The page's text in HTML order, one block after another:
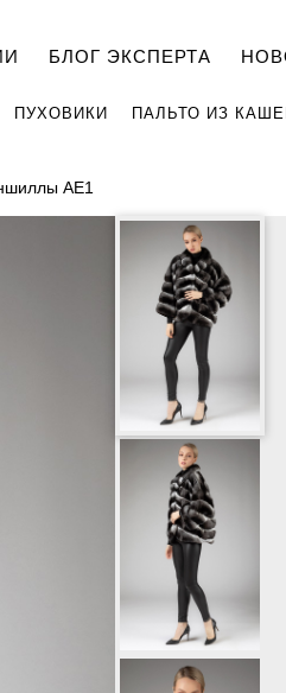
БЛОГ ЭКСПЕРТА
ПУХОВИКИ ПАЛЬТО ИЗ
AE1